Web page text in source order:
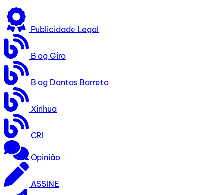
Publicidade Legal
Blog Giro
Blog Dantas Barreto
Xinhua
CRI
Opinião
ASSINE